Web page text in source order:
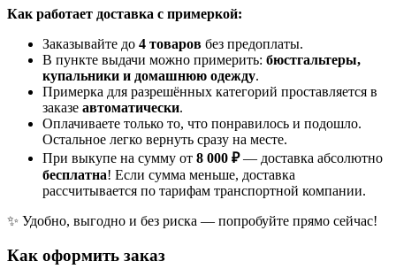
Как работает доставка с примеркой:
Заказывайте до 4 товаров без предоплаты.
В пункте выдачи можно примерить: бюстгальтеры,
купальники и домашнюю одежду.
Примерка для разрешённых категорий проставляется в
заказе автоматически.
Оплачиваете только то, что понравилось и подошло.
Остальное легко вернуть сразу на месте.
При выкупе на сумму от 8 000 ₽— доставка абсолютно
бесплатна! Если сумма меньше, доставка
рассчитывается по тарифам транспортной компании.
✨ Удобно, выгодно и без риска — попробуйте прямо сейчас!
Как оформить заказ